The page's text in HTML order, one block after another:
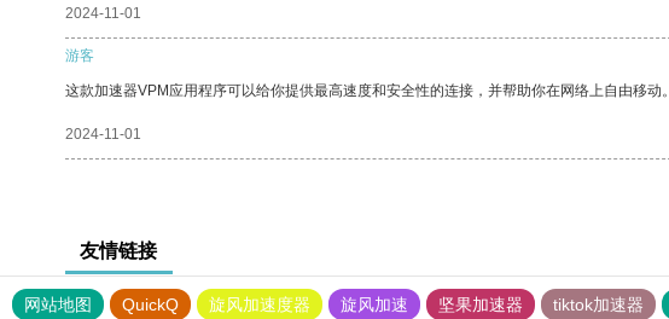
2024-11-01
游客
这款加速器VPM应用程序可以给你提供最高速度和安全性的连接，并帮助你在网络上自由移动。
2024-11-01
友情链接
网站地图 QuickQ 旋风加速度器 旋风加速 坚果加速器 tiktok加速器